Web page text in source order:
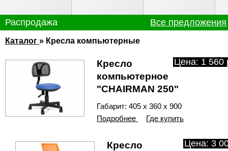
Распродажа Все предложения
РАСПРОДАЖА СО СКЛАДА
Цена:109090
Каталог » Кресла компьютерные
Цена: 1 560
Кресло
компьютерное
"CHAIRMAN 250"
Габарит: 405 х 360 х 900
Подробнее
Где купить
Цена: 3
Кресло